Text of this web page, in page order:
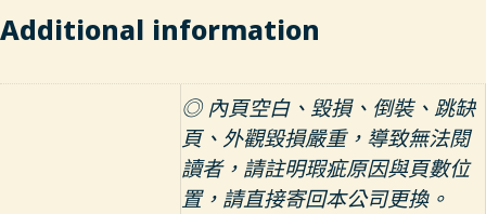
Additional information
◎ 內頁空白、毀損、倒裝、跳缺
頁、外觀毀損嚴重，導致無法閱
讀者，請註明瑕疵原因與頁數位
置，請直接寄回本公司更換。